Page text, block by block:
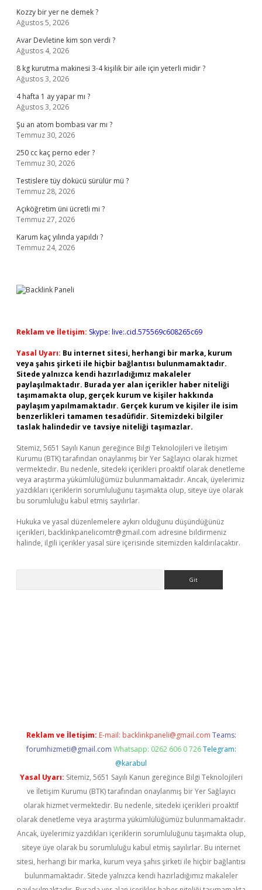
Kozzy bir yer ne demek ?
Ağustos 5, 2026
Avar Devletine kim son verdi ?
Ağustos 4, 2026
8 kg kurutma makinesi 3-4 kişilik bir aile için yeterli midir ?
Ağustos 3, 2026
4 hafta 1 ay yapar mı ?
Ağustos 3, 2026
Şu an atom bombası var mı ?
Temmuz 30, 2026
250 cc kaç perno eder ?
Temmuz 30, 2026
Testislere tüy dökücü sürülür mü ?
Temmuz 28, 2026
Açıköğretim üni ücretli mi ?
Temmuz 27, 2026
Karum kaç yılında yapıldı ?
Temmuz 24, 2026
Reklam ve İletişim: Skype: live:.cid.575569c608265c69
Yasal Uyarı: Bu internet sitesi, herhangi bir marka, kurum
veya şahıs şirketi ile hiçbir bağlantısı bulunmamaktadır.
Sitede yalnızca kendi hazırladığımız makaleler
paylaşılmaktadır. Burada yer alan içerikler haber niteliği
taşımamakta olup, gerçek kurum ve kişiler hakkında
paylaşım yapılmamaktadır. Gerçek kurum ve kişiler ile isim
benzerlikleri tamamen tesadüfidir. Sitemizdeki bilgiler
taslak halindedir ve tavsiye niteliği taşımazlar.
Sitemiz, 5651 Sayılı Kanun gereğince Bilgi Teknolojileri ve İletişim
Kurumu (BTK) tarafından onaylanmış bir Yer Sağlayıcı olarak hizmet
vermektedir. Bu nedenle, sitedeki içerikleri proaktif olarak denetleme
veya araştırma yükümlülüğümüz bulunmamaktadır. Ancak, üyelerimiz
yazdıkları içeriklerin sorumluluğunu taşımakta olup, siteye üye olarak
bu sorumluluğu kabul etmiş sayılırlar.
Hukuka ve yasal düzenlemelere aykırı olduğunu düşündüğünüz
içerikleri, backlinkpanelicomtr@gmail.com adresine bildirmeniz
halinde, ilgili içerikler yasal süre içerisinde sitemizden kaldırılacaktır.
Reklam ve İletişim: E-mail: backlinkpaneli@gmail.com Teams:
forumhizmeti@gmail.com Whatsapp: 0262 606 0 726 Telegram:
@karabul
Yasal Uyarı: Sitemiz, 5651 Sayılı Kanun gereğince Bilgi Teknolojileri
ve İletişim Kurumu (BTK) tarafından onaylanmış bir Yer Sağlayıcı
olarak hizmet vermektedir. Bu nedenle, sitedeki içerikleri proaktif
olarak denetleme veya araştırma yükümlülüğümüz bulunmamaktadır.
Ancak, üyelerimiz yazdıkları içeriklerin sorumluluğunu taşımakta olup,
siteye üye olarak bu sorumluluğu kabul etmiş sayılırlar. Bu internet
sitesi, herhangi bir marka, kurum veya şahıs şirketi ile hiçbir bağlantısı
bulunmamaktadır. Sitede yalnızca kendi hazırladığımız makaleler